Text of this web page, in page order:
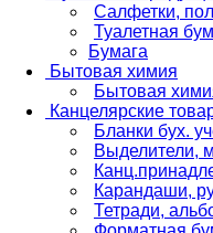
Салфетки,
Туалетная
Бумага
Бытовая химия
Бытовая
Канцелярские
Бланки бух.
Выделители,
Карандаши,
Тетради,